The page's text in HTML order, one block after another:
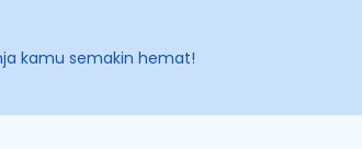
kamu semakin hemat!